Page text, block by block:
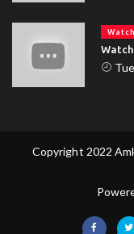
Copyright 2022